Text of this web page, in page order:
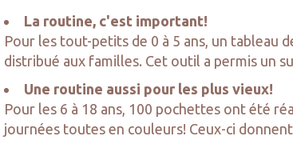
La routine, c'est important!
Pour les tout-petits de 0 à 5 ans, un tableau
distribué aux familles. Cet outil a permis un
Une routine aussi pour les plus vieux!
Pour les 6 à 18 ans, 100 pochettes ont été
journées toutes en couleurs! Ceux-ci